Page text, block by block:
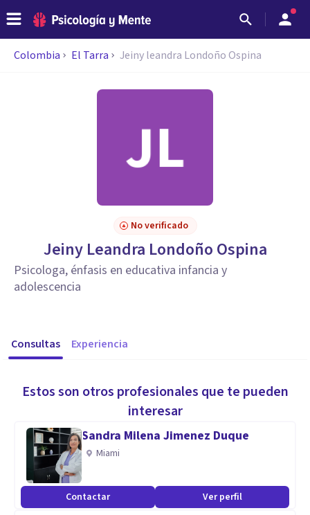
Colombia El Tarra Jeiny leandra Londoño Ospina
No verificado
Jeiny Leandra Londoño Ospina
Psicologa, énfasis en educativa infancia y
adolescencia
Consultas Experiencia
Estos son otros profesionales que te pueden
interesar
Sandra Milena Jimenez Duque
Miami
Contactar Ver perfil